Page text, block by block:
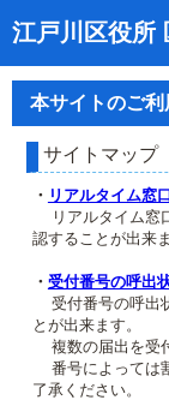
江戸川区役所
トップページ
受付番号の呼
証明書の交付
呼出状況のメ
来庁日時の事
事前予約の確
混雑予想カレ
本サイトのご利
サイトマップ
・ リアルタイム窓
リアルタイム窓
認することが出来ま
・ 受付番号の呼出
受付番号の呼出
とが出来ます。
複数の届出を受
番号によっては
了承ください。